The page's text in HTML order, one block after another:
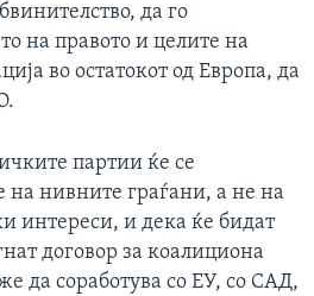
да го
на правото и целите на
во остатокот од Европа, да
партии ќе се
на нивните граѓани, а не на
интереси, и дека ќе бидат
договор за коалициона
да соработува со ЕУ, со САД,